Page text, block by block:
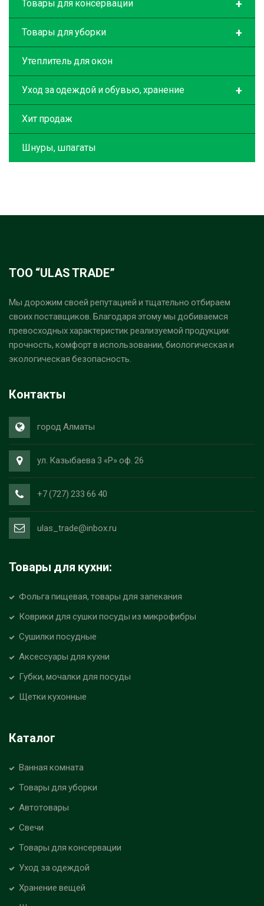
+
Товары для консервации
+
Товары для уборки
Утеплитель для окон
+
Уход за одеждой и обувью, хранение
Хит продаж
Шнуры, шпагаты
ТОО “ULAS TRADE”
Мы дорожим своей репутацией и тщательно отбираем
своих поставщиков. Благодаря этому мы добиваемся
превосходных характеристик реализуемой продукции:
прочность, комфорт в использовании, биологическая и
экологическая безопасность.
Контакты
город Алматы
ул. Казыбаева 3 «Р» оф. 26
+7 (727) 233 66 40
ulas_trade@inbox.ru
Товары для кухни:
Фольга пищевая, товары для запекания
Коврики для сушки посуды из микрофибры
Сушилки посудные
Аксессуары для кухни
Губки, мочалки для посуды
Щетки кухонные
Каталог
Ванная комната
Товары для уборки
Автотовары
Свечи
Товары для консервации
Уход за одеждой
Хранение вещей